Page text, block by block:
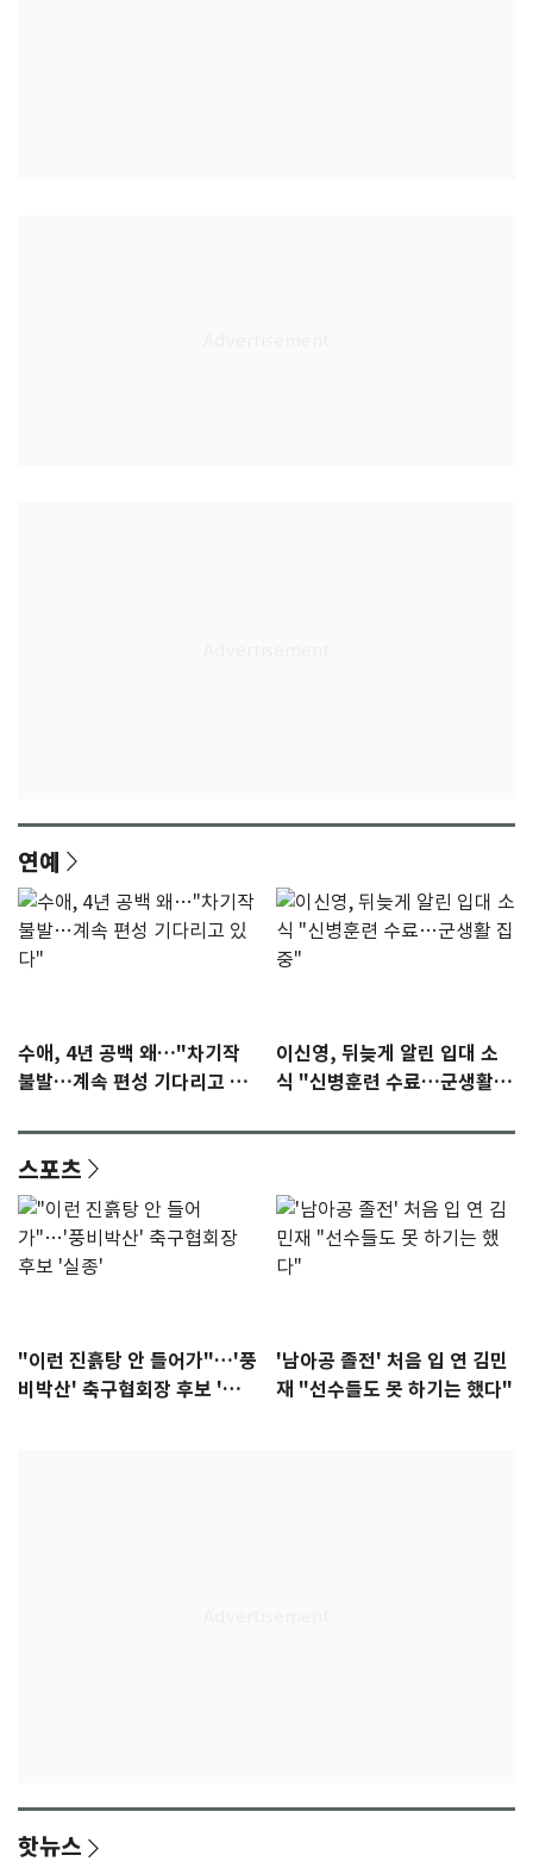
연예
수애, 4년 공백 왜…"차기작
불발…계속 편성 기다리고 있
이신영, 뒤늦게 알린 입대 소
식 "신병훈련 수료…군생활
스포츠
"이런 진흙탕 안 들어가"…'풍
비박산' 축구협회장 후보 '실
'남아공 졸전' 처음 입 연 김민
재 "선수들도 못 하기는 했다"
핫뉴스